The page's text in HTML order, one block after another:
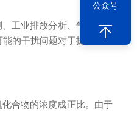
工业排放分析、气体污染
的干扰问题对于提高检测
合物的浓度成正比。由于
公众号